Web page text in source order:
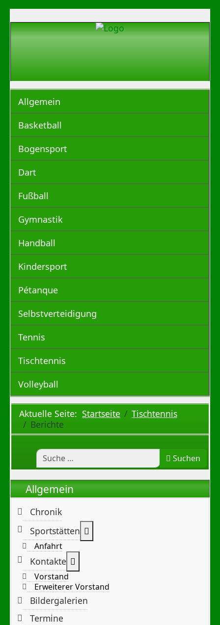
Allgemein
Basketball
Bogensport
Dart
Fußball
Gymnastik
Handball
Kindersport
Pétanque
Selbstverteidigung
Tennis
Tischtennis
Volleyball
Aktuelle Seite: Startseite
Tischtennis
Berichte
Suchen
Allgemein
Chronik
Sportstätten
Anfahrt
Kontakte
Vorstand
Erweiterer Vorstand
Bildergalerien
Termine